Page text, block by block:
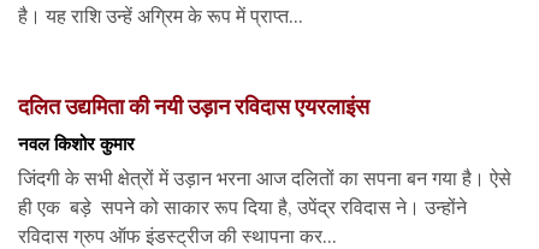
है। यह राशि उन्हें अग्रिम के रूप में प्राप्त...
दलित उद्यमिता की नयी उड़ान रविदास एयरलाइंस
नवल किशोर कुमार
जिंदगी के सभी क्षेत्रों में उड़ान भरना आज दलितों का सपना बन गया है। ऐसे
ही एक बड़े सपने को साकार रूप दिया है, उपेंद्र रविदास ने। उन्होंने
रविदास ग्रुप ऑफ इंडस्ट्रीज की स्थापना कर...